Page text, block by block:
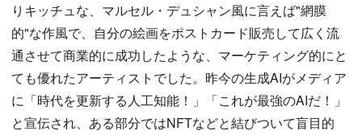
りキッチュな、マルセル・デュシャン風に言えば"網膜
的"な作風で、自分の絵画をポストカード販売して広く流
通させて商業的に成功したような、マーケティング的にと
ても優れたアーティストでした。昨今の生成AIがメディア
に「時代を更新する人工知能！」「これが最強のAIだ！」
と宣伝され、ある部分ではNFTなどと結びついて盲目的